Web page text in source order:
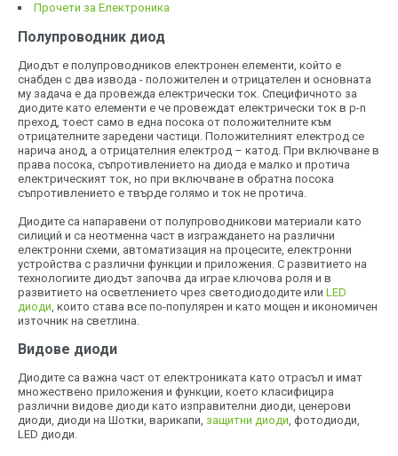
Прочети за Електроника
Полупроводник диод
Диодът е полупроводников електронен елементи, който е
снабден с два извода - положителен и отрицателен и основната
му задача е да провежда електрически ток. Специфичното за
диодите като елементи е че провеждат електрически ток в p-n
преход, тоест само в една посока от положителните към
отрицателните заредени частици. Положителният електрод се
нарича анод, а отрицателния електрод – катод. При включване в
права посока, съпротивлението на диода е малко и протича
електрическият ток, но при включване в обратна посока
съпротивлението е твърде голямо и ток не протича.
Диодите са напаравени от полупроводникови материали като
силиций и са неотменна част в изграждането на различни
електронни схеми, автоматизация на процесите, електронни
устройства с различни функции и приложения. С развитието на
технологиите диодът започва да играе ключова роля и в
развитието на осветлението чрез светодиододите или LED
диоди, които става все по-популярен и като мощен и икономичен
източник на светлина.
Видове диоди
Диодите са важна част от електрониката като отрасъл и имат
множествено приложения и функции, което класифицира
различни видове диоди като изправителни диоди, ценерови
диоди, диоди на Шотки, варикапи, защитни диоди, фотодиоди,
LED диоди.